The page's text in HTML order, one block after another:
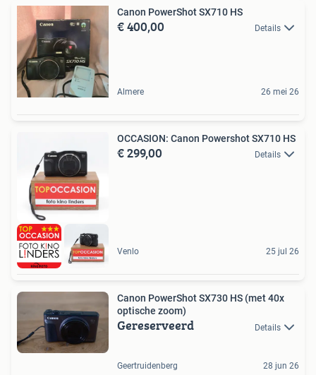
Canon PowerShot SX710 HS
€ 400,00 Details
Almere 26 mei 26
OCCASION: Canon Powershot SX710 HS
€ 299,00 Details
Venlo 25 jul 26
Canon PowerShot SX730 HS (met 40x
optische zoom)
Gereserveerd Details
Geertruidenberg 28 jun 26